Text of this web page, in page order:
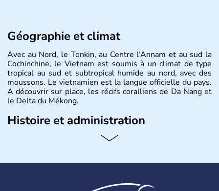
Géographie et climat
Avec au Nord, le Tonkin, au Centre l'Annam et au sud la
Cochinchine, le Vietnam est soumis à un climat de type
tropical au sud et subtropical humide au nord, avec des
moussons. Le vietnamien est la langue officielle du pays.
A découvrir sur place, les récifs coralliens de Da Nang et
le Delta du Mékong.
Histoire et administration
Pays d'Asie du Sud-Est situé sur l'est de la péninsule
du Cambodge. Littéralement, Viêt Nam signifie les « Viêt
nom récent de l'ancienne Saïgon.